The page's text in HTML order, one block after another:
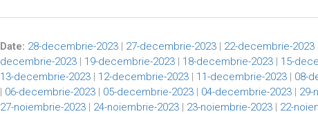
Date: 28-decembrie-2023 | 27-decembrie-2023 | 22-decembrie-2023
decembrie-2023 | 19-decembrie-2023 | 18-decembrie-2023 | 15-
13-decembrie-2023 | 12-decembrie-2023 | 11-decembrie-2023 | 08-
| 06-decembrie-2023 | 05-decembrie-2023 | 04-decembrie-2023 | 29-
27-noiembrie-2023 | 24-noiembrie-2023 | 23-noiembrie-2023 | 22-